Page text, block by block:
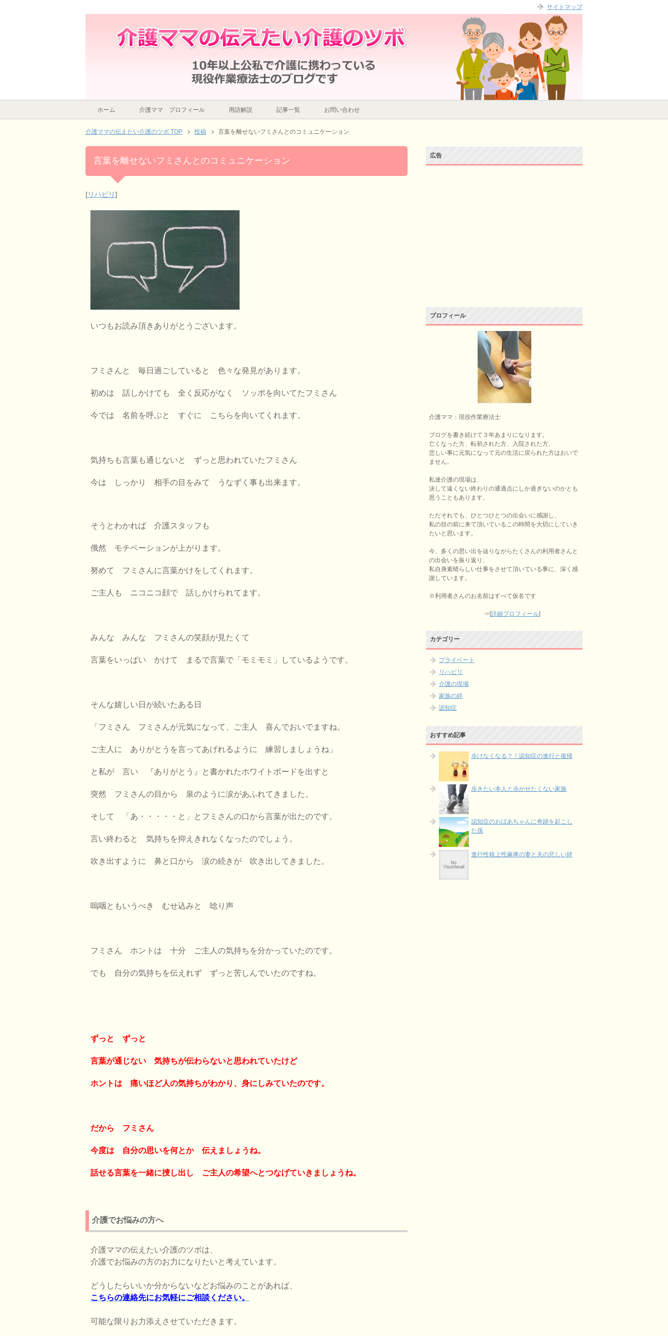
ホーム 介護ママ プロフィール 用語解説 記事一覧 お問い合わせ
介護ママの伝えたい介護のツボ TOP 投稿 言葉を離せないフミさんとのコミュニケーション
言葉を離せないフミさんとのコミュニケーション
[リハビリ]
いつもお読み頂きありがとうございます。
フミさんと 毎日過ごしていると 色々な発見があります。
初めは 話しかけても 全く反応がなく ソッポを向いてたフミさん
今では 名前を呼ぶと すぐに こちらを向いてくれます。
気持ちも言葉も通じないと ずっと思われていたフミさん
今は しっかり 相手の目をみて うなずく事も出来ます。
そうとわかれば 介護スタッフも
俄然 モチベーションが上がります。
努めて フミさんに言葉かけをしてくれます。
ご主人も ニコニコ顔で 話しかけられてます。
みんな みんな フミさんの笑顔が見たくて
言葉をいっぱい かけて まるで言葉で「モミモミ」しているようです。
そんな嬉しい日が続いたある日
「フミさん フミさんが元気になって、ご主人 喜んでおいでますね。
ご主人に ありがとうを言ってあげれるように 練習しましょうね」
と私が 言い 『ありがとう』と書かれたホワイトボードを出すと
突然 フミさんの目から 泉のように涙があふれてきました。
そして 「あ・・・・・と」とフミさんの口から言葉が出たのです。
言い終わると 気持ちを抑えきれなくなったのでしょう。
吹き出すように 鼻と口から 涙の続きが 吹き出してきました。
嗚咽ともいうべき むせ込みと 唸り声
フミさん ホントは 十分 ご主人の気持ちを分かっていたのです。
でも 自分の気持ちを伝えれず ずっと苦しんでいたのですね。
ずっと ずっと
言葉が通じない 気持ちが伝わらないと思われていたけど
ホントは 痛いほど人の気持ちがわかり、 身にしみていたのです。
だから フミさん
今度は 自分の思いを何とか 伝えましょうね。
話せる言葉を一緒に捜し出し ご主人の希望へとつなげていきましょうね。
介護でお悩みの方へ
介護ママの伝えたい介護のツボは、
介護でお悩みの方のお力になりたいと考えています。
どうしたらいいか分からないなどお悩みのことがあれば、
こちらの連絡先にお気軽にご相談ください。
可能な限りお力添えさせていただきます。
広告
プロフィール
介護ママ：現役作業療法士
ブログを書き続けて３年あまりになります。
亡くなった方、転初された方、入院された方、
悲しい事に元気になって元の生活に戻られた方はおいで
ません。
私達介護の現場は、
決して遠くない終わりの通過点にしか過ぎないのかとも
思うこともあります。
ただそれでも、ひとつひとつの出会いに感謝し、
私の目の前に来て頂いているこの時間を大切にしていき
たいと思います。
今、多くの思い出を辿りながらたくさんの利用者さんと
の出会いを振り返り、
私自身素晴らしい仕事をさせて頂いている事に、深く感
謝しています。
※利用者さんのお名前はすべて仮名です
⇒[詳細プロフィール]
カテゴリー
プライベート
リハビリ
介護の現場
家族の絆
認知症
おすすめ記事
歩けなくなる？！認知症の進行と復帰
歩きたい本人と歩かせたくない家族
認知症のおばあちゃんに奇跡を起こし
た孫
進行性核上性麻痺の妻と夫の悲しい絆
サイトマップ